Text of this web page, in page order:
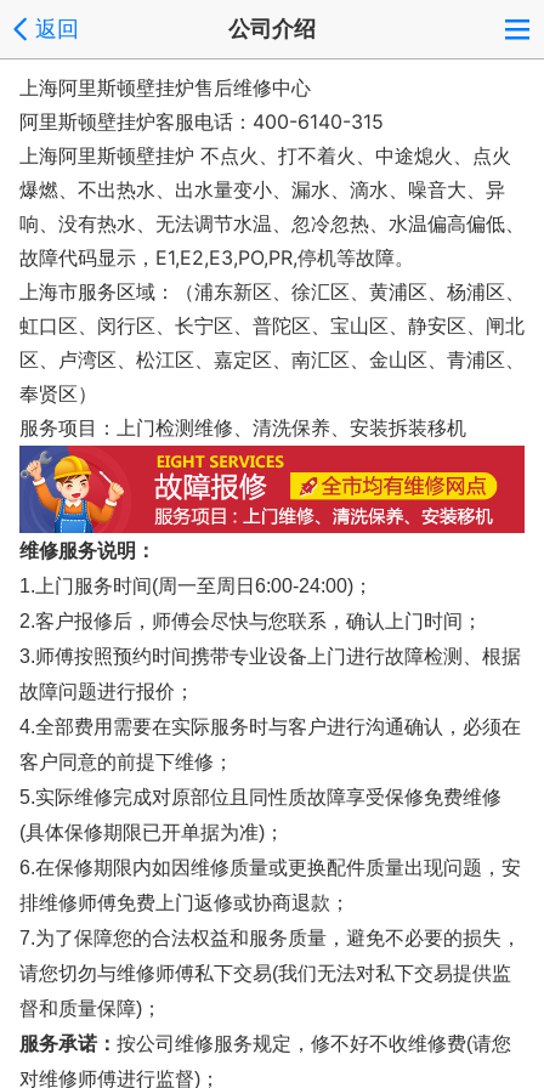
返回 公司介绍
上海阿里斯顿壁挂炉售后维修中心
阿里斯顿壁挂炉客服电话：400-6140-315
上海阿里斯顿壁挂炉 不点火、打不着火、中途熄火、点火
爆燃、不出热水、出水量变小、漏水、滴水、噪音大、异
响、没有热水、无法调节水温、忽冷忽热、水温偏高偏低、
故障代码显示，E1,E2,E3,PO,PR,停机等故障。
上海市服务区域：（浦东新区、徐汇区、黄浦区、杨浦区、
虹口区、闵行区、长宁区、普陀区、宝山区、静安区、闸北
区、卢湾区、松江区、嘉定区、南汇区、金山区、青浦区、
奉贤区）
服务项目：上门检测维修、清洗保养、安装拆装移机
维修服务说明：
1.上门服务时间(周一至周日6:00-24:00)；
2.客户报修后，师傅会尽快与您联系，确认上门时间；
3.师傅按照预约时间携带专业设备上门进行故障检测、根据
故障问题进行报价；
4.全部费用需要在实际服务时与客户进行沟通确认，必须在
客户同意的前提下维修；
5.实际维修完成对原部位且同性质故障享受保修免费维修
(具体保修期限已开单据为准)；
6.在保修期限内如因维修质量或更换配件质量出现问题，安
排维修师傅免费上门返修或协商退款；
7.为了保障您的合法权益和服务质量，避免不必要的损失，
请您切勿与维修师傅私下交易(我们无法对私下交易提供监
督和质量保障)；
服务承诺： 按公司维修服务规定，修不好不收维修费(请您
对维修师傅进行监督)；